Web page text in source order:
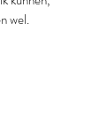
wel.